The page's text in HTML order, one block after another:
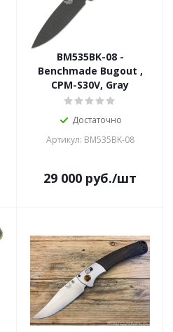
BM535BK-08 -
Benchmade Bugout ,
CPM-S30V, Gray
Достаточно
Артикул: BM535BK-08
29 000 руб./шт